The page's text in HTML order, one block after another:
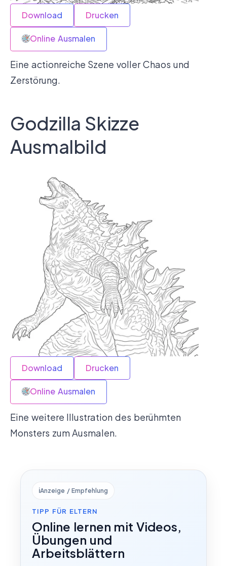
Download Drucken
Online Ausmalen
Eine actionreiche Szene voller Chaos und
Zerstörung.
Godzilla Skizze
Ausmalbild
Download Drucken
Online Ausmalen
Eine weitere Illustration des berühmten
Monsters zum Ausmalen.
ℹ️Anzeige / Empfehlung
TIPP FÜR ELTERN
Online lernen mit Videos,
Übungen und
Arbeitsblättern